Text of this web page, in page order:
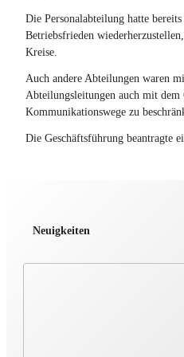
weiterlesen…
Die Personalabteilung hatte
Betriebsfrieden
Kreise.
Auch andere Abteilungen waren
Abteilungsleitungen auch mit dem
Kommunikationswege zu
Die Geschäftsführung beantragte
Neuigkeiten